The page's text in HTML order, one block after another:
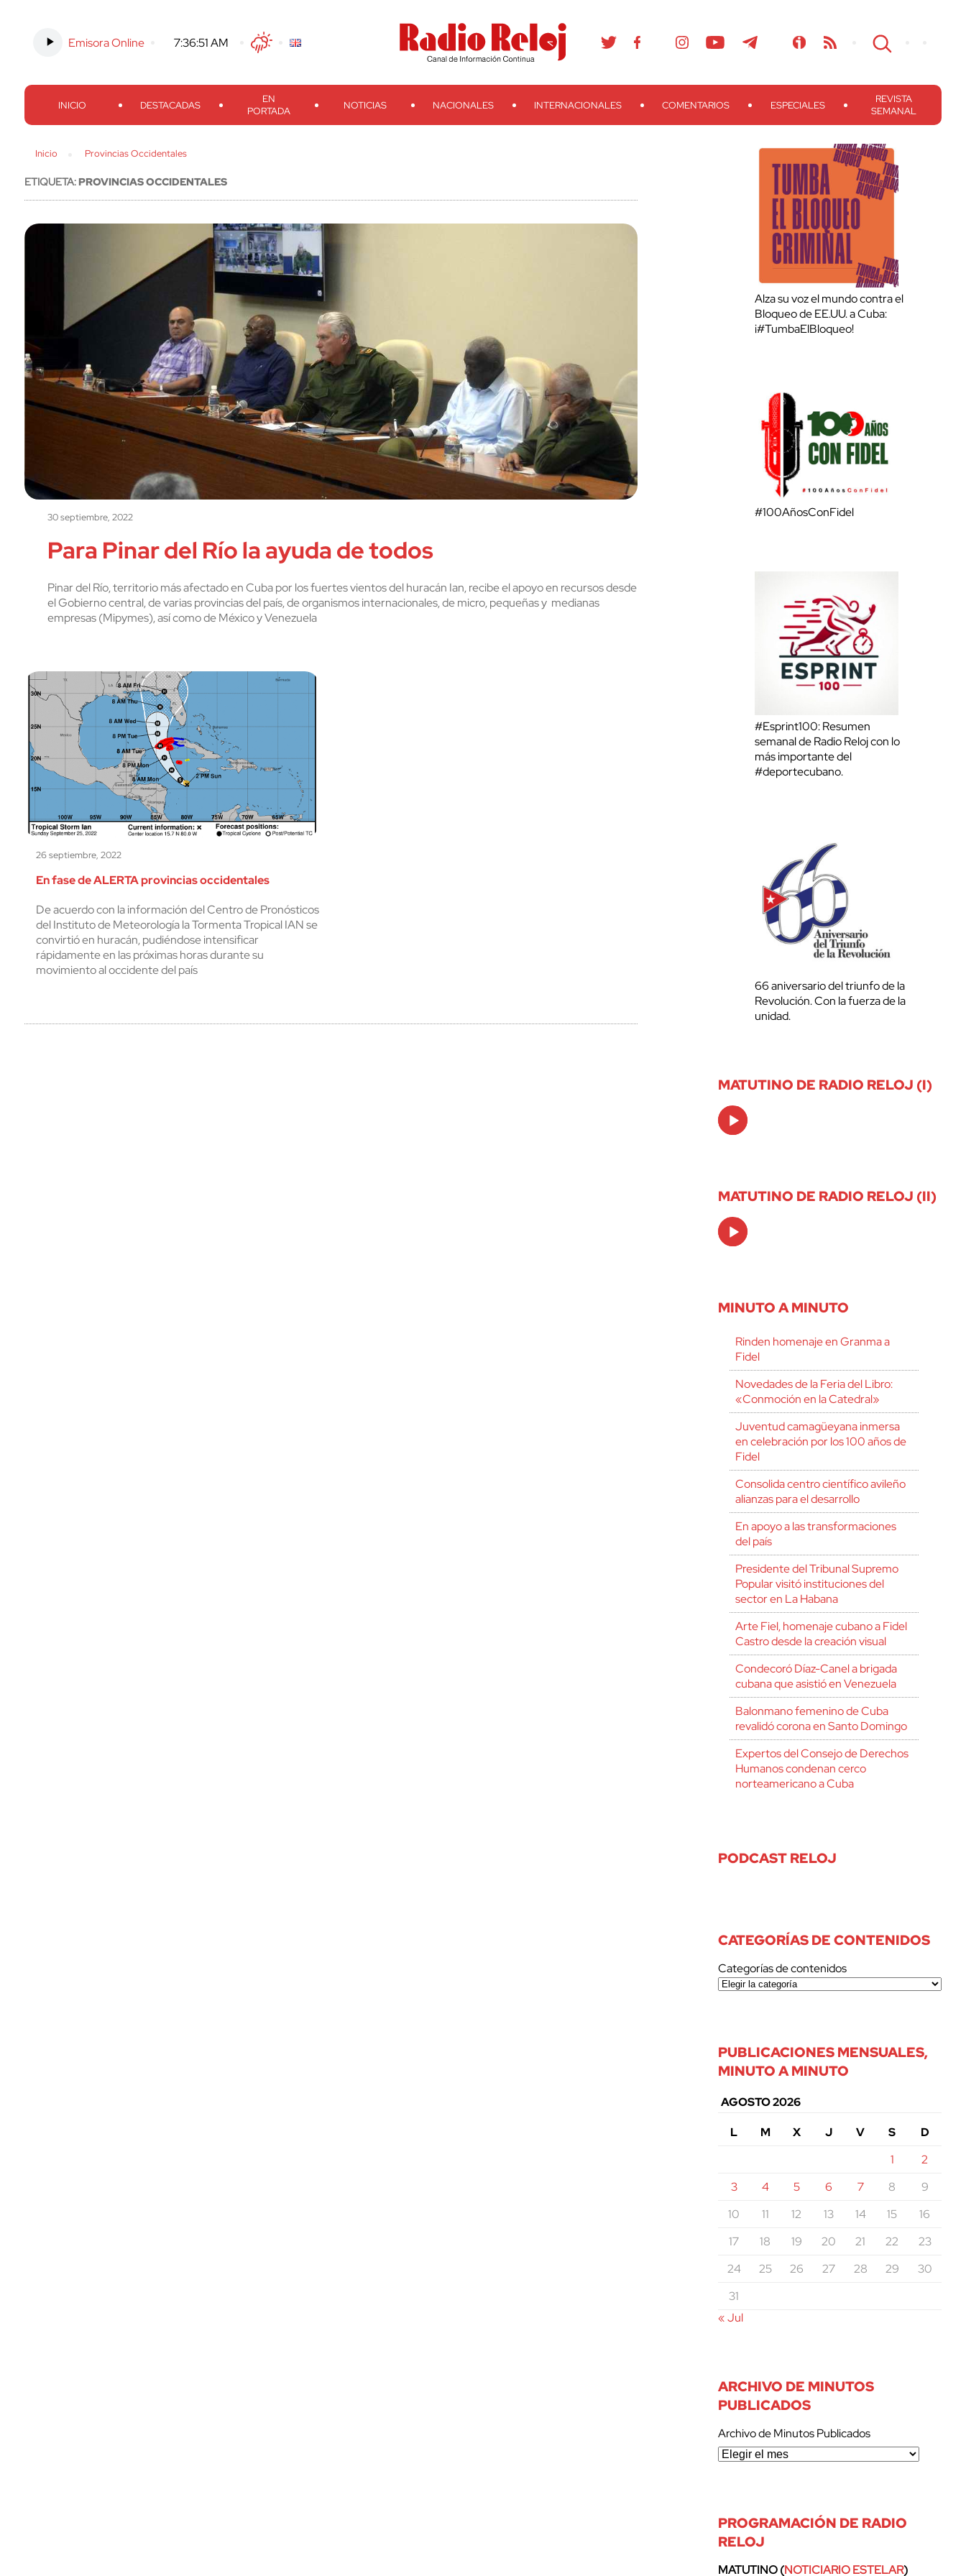
Emisora Online 7:36:52 AM TwitterFacebook
Threads
Instagram TelegramTeveo Ivoox RSS Search
INICIO DESTACADAS
EN
PORTADA
NOTICIAS NACIONALES INTERNACIONALES COMENTARIOS ESPECIALES
REVISTA
SEMANAL
Inicio Provincias Occidentales
ETIQUETA:PROVINCIAS OCCIDENTALES
30 septiembre, 2022
Para Pinar del Río la ayuda de todos
Pinar del Río, territorio más afectado en Cuba por los fuertes vientos del huracán Ian, recibe el apoyo en recursos desde
el Gobierno central, de varias provincias del país, de organismos internacionales, de micro, pequeñas y medianas
empresas (Mipymes), así como de México y Venezuela
26 septiembre, 2022
En fase de ALERTA provincias occidentales
De acuerdo con la información del Centro de Pronósticos
del Instituto de Meteorología la Tormenta Tropical IAN se
convirtió en huracán, pudiéndose intensificar
rápidamente en las próximas horas durante su
movimiento al occidente del país
Alza su voz el mundo contra el
Bloqueo de EE.UU. a Cuba:
¡#TumbaElBloqueo!
#100AñosConFidel
#Esprint100: Resumen
semanal de Radio Reloj con lo
más importante del
#deportecubano.
66 aniversario del triunfo de la
Revolución. Con la fuerza de la
unidad.
MATUTINO DE RADIO RELOJ (I)
Audio
Player
MATUTINO DE RADIO RELOJ (II)
Audio
Player
MINUTO A MINUTO
Rinden homenaje en Granma a
Fidel
Novedades de la Feria del Libro:
«Conmoción en la Catedral»
Juventud camagüeyana inmersa
en celebración por los 100 años de
Fidel
Consolida centro científico avileño
alianzas para el desarrollo
En apoyo a las transformaciones
del país
Presidente del Tribunal Supremo
Popular visitó instituciones del
sector en La Habana
Arte Fiel, homenaje cubano a Fidel
Castro desde la creación visual
Condecoró Díaz-Canel a brigada
cubana que asistió en Venezuela
Balonmano femenino de Cuba
revalidó corona en Santo Domingo
Expertos del Consejo de Derechos
Humanos condenan cerco
norteamericano a Cuba
PODCAST RELOJ
CATEGORÍAS DE CONTENIDOS
Categorías de contenidos
PUBLICACIONES MENSUALES,
MINUTO A MINUTO
AGOSTO 2026
L
M X J V S
D
1
2
3
4 5 6 7 8
9
10
11 12 13 14 15
16
17
18 19 20 21 22
23
24
25 26 27 28 29
30
31
« Jul
ARCHIVO DE MINUTOS
PUBLICADOS
Archivo de Minutos Publicados
PROGRAMACIÓN DE RADIO
RELOJ
MATUTINO (NOTICIARIO ESTELAR)